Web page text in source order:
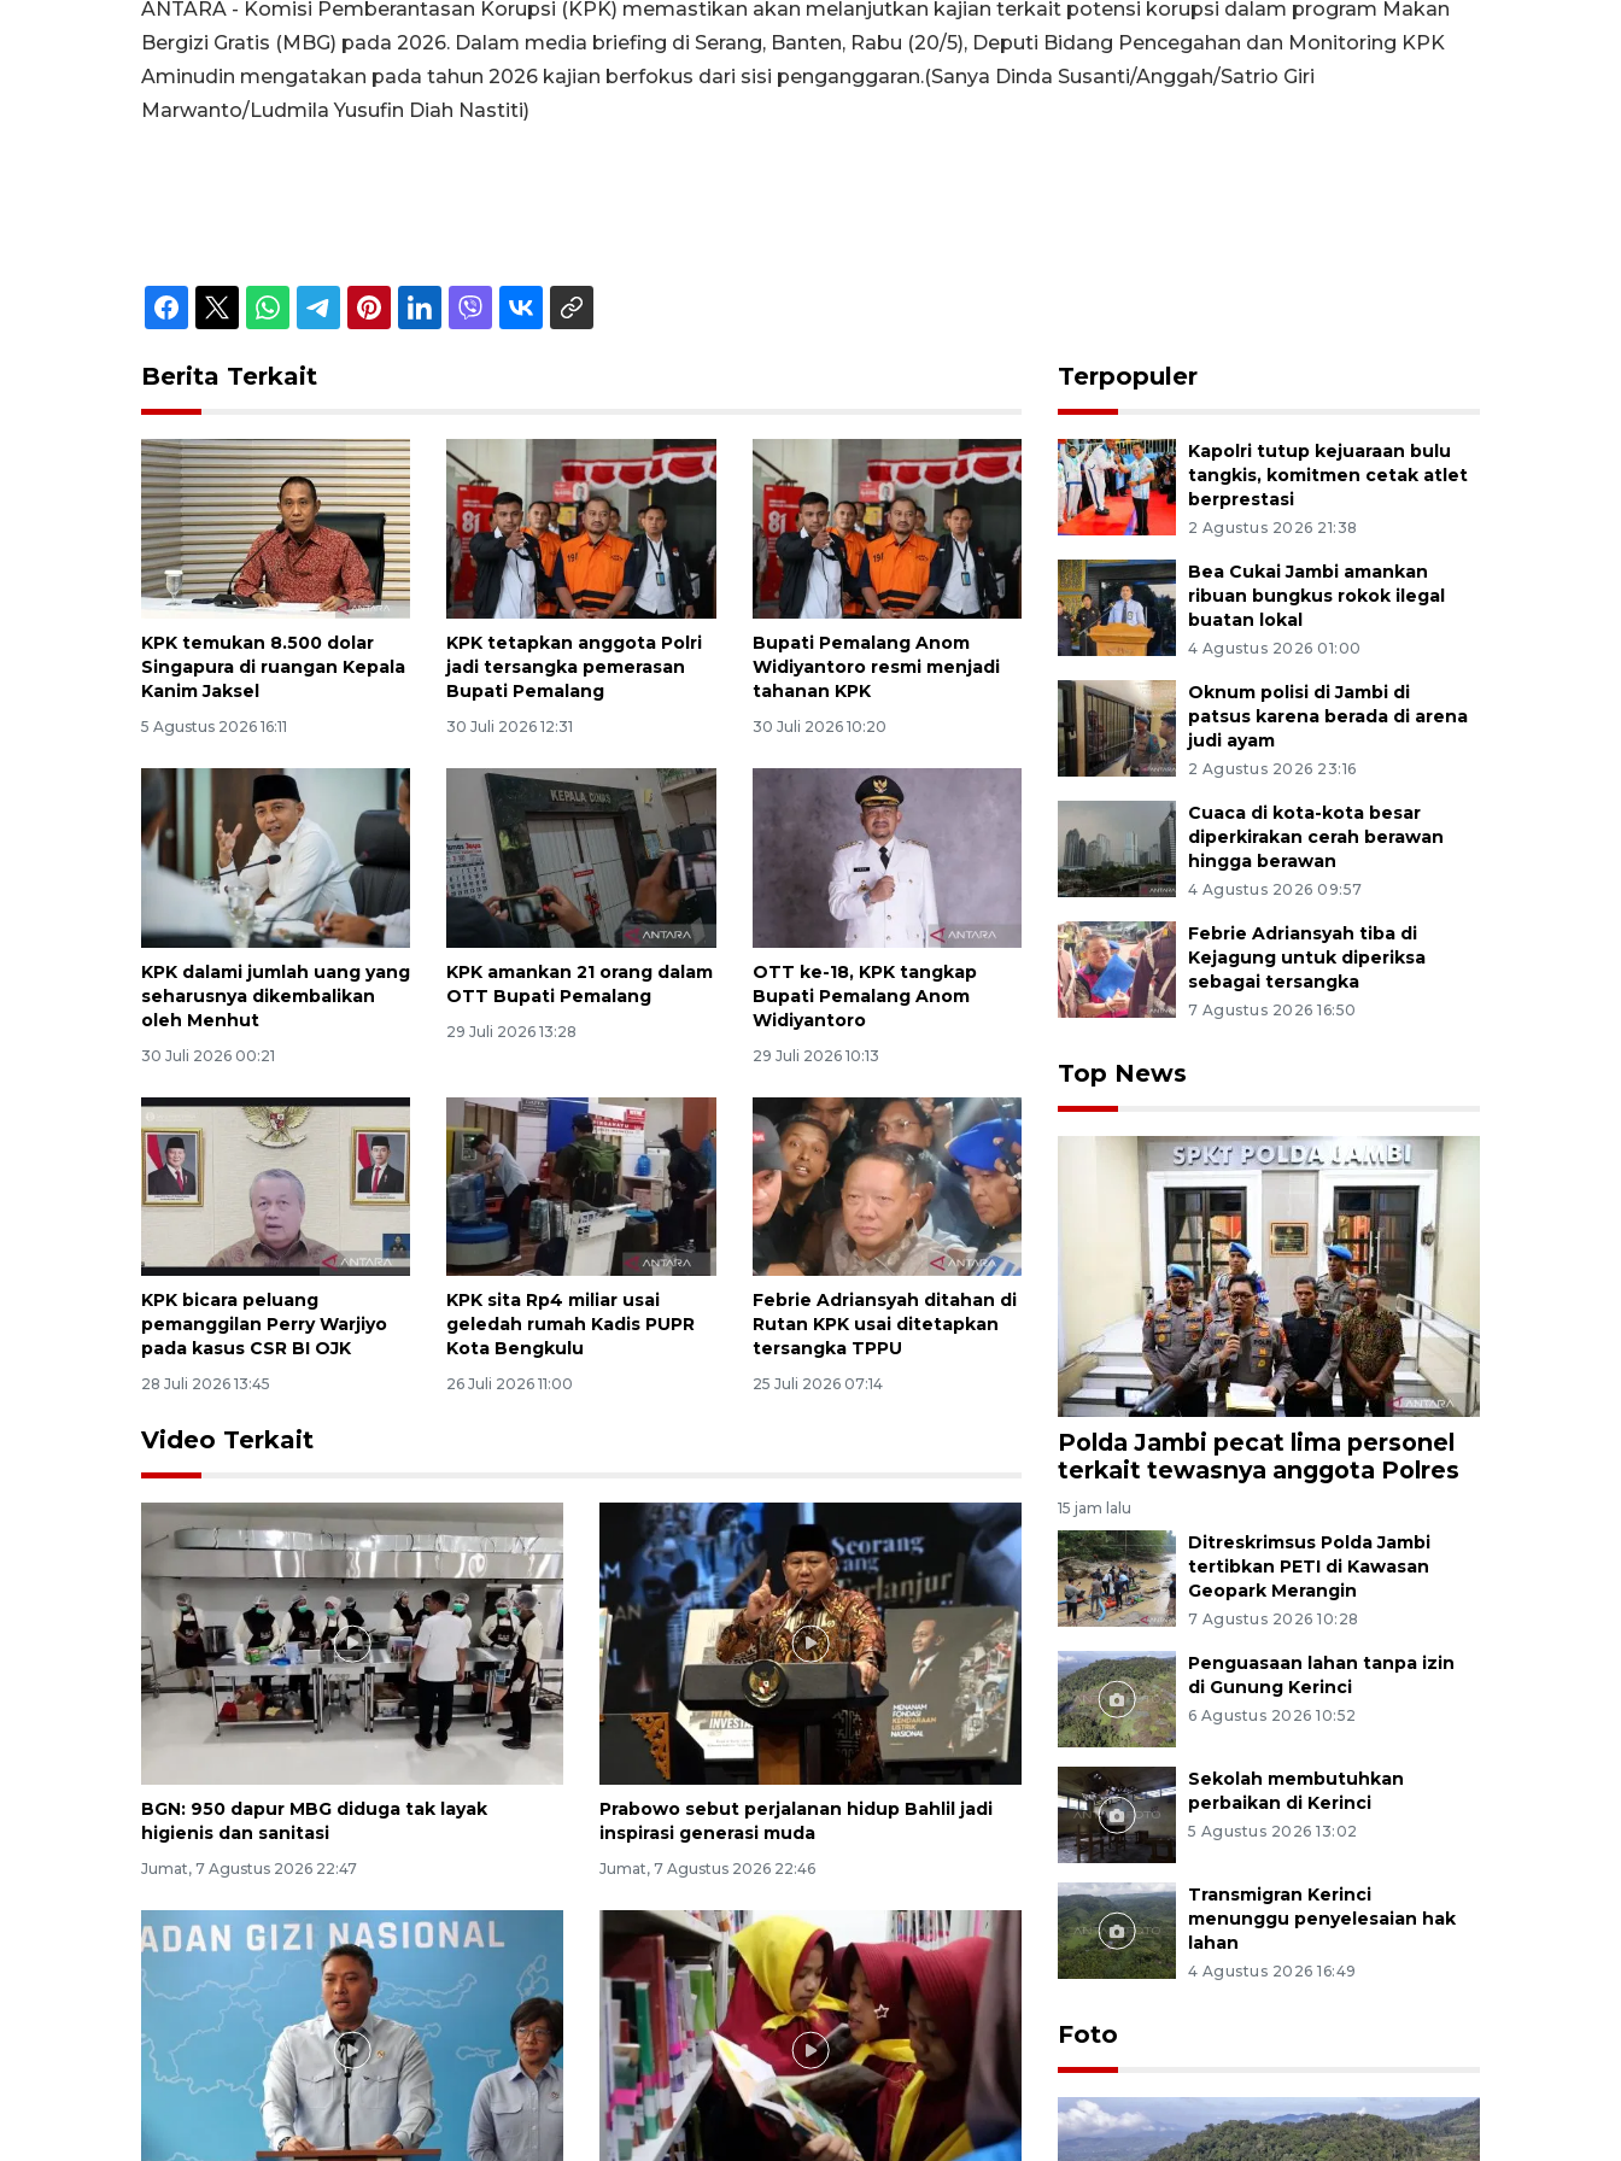
ANTARA - Komisi Pemberantasan Korupsi (KPK) memastikan akan melanjutkan kajian terkait potensi korupsi dalam program Makan
Bergizi Gratis (MBG) pada 2026. Dalam media briefing di Serang, Banten, Rabu (20/5), Deputi Bidang Pencegahan dan Monitoring KPK
Aminudin mengatakan pada tahun 2026 kajian berfokus dari sisi penganggaran.(Sanya Dinda Susanti/Anggah/Satrio Giri
Marwanto/Ludmila Yusufin Diah Nastiti)
Berita Terkait
KPK temukan 8.500 dolar
Singapura di ruangan Kepala
Kanim Jaksel
5 Agustus 2026 16:11
KPK tetapkan anggota Polri
jadi tersangka pemerasan
Bupati Pemalang
30 Juli 2026 12:31
Bupati Pemalang Anom
Widiyantoro resmi menjadi
tahanan KPK
30 Juli 2026 10:20
KPK dalami jumlah uang yang
seharusnya dikembalikan
oleh Menhut
30 Juli 2026 00:21
KPK amankan 21 orang dalam
OTT Bupati Pemalang
29 Juli 2026 13:28
OTT ke-18, KPK tangkap
Bupati Pemalang Anom
Widiyantoro
29 Juli 2026 10:13
KPK bicara peluang
pemanggilan Perry Warjiyo
pada kasus CSR BI OJK
28 Juli 2026 13:45
KPK sita Rp4 miliar usai
geledah rumah Kadis PUPR
Kota Bengkulu
26 Juli 2026 11:00
Febrie Adriansyah ditahan di
Rutan KPK usai ditetapkan
tersangka TPPU
25 Juli 2026 07:14
Video Terkait
BGN: 950 dapur MBG diduga tak layak
higienis dan sanitasi
Jumat, 7 Agustus 2026 22:47
Prabowo sebut perjalanan hidup Bahlil jadi
inspirasi generasi muda
Jumat, 7 Agustus 2026 22:46
Terpopuler
Kapolri tutup kejuaraan bulu
tangkis, komitmen cetak atlet
berprestasi
2 Agustus 2026 21:38
Bea Cukai Jambi amankan
ribuan bungkus rokok ilegal
buatan lokal
4 Agustus 2026 01:00
Oknum polisi di Jambi di
patsus karena berada di arena
judi ayam
2 Agustus 2026 23:16
Cuaca di kota-kota besar
diperkirakan cerah berawan
hingga berawan
4 Agustus 2026 09:57
Febrie Adriansyah tiba di
Kejagung untuk diperiksa
sebagai tersangka
7 Agustus 2026 16:50
Top News
Polda Jambi pecat lima personel
terkait tewasnya anggota Polres
15 jam lalu
Ditreskrimsus Polda Jambi
tertibkan PETI di Kawasan
Geopark Merangin
7 Agustus 2026 10:28
Penguasaan lahan tanpa izin
di Gunung Kerinci
6 Agustus 2026 10:52
Sekolah membutuhkan
perbaikan di Kerinci
5 Agustus 2026 13:02
Transmigran Kerinci
menunggu penyelesaian hak
lahan
4 Agustus 2026 16:49
Foto